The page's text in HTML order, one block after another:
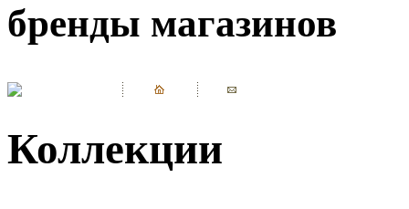
бренды магазинов
Коллекции